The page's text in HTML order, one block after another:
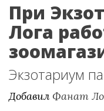
При
Лога
Экзотариум
Добавил Фанат